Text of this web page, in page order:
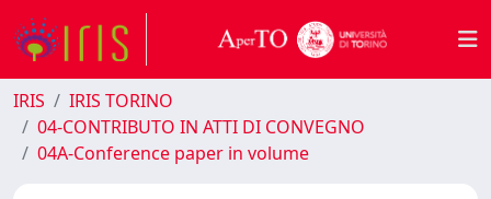
IRIS
IRIS TORINO
04-CONTRIBUTO IN ATTI DI CONVEGNO
04A-Conference paper in volume